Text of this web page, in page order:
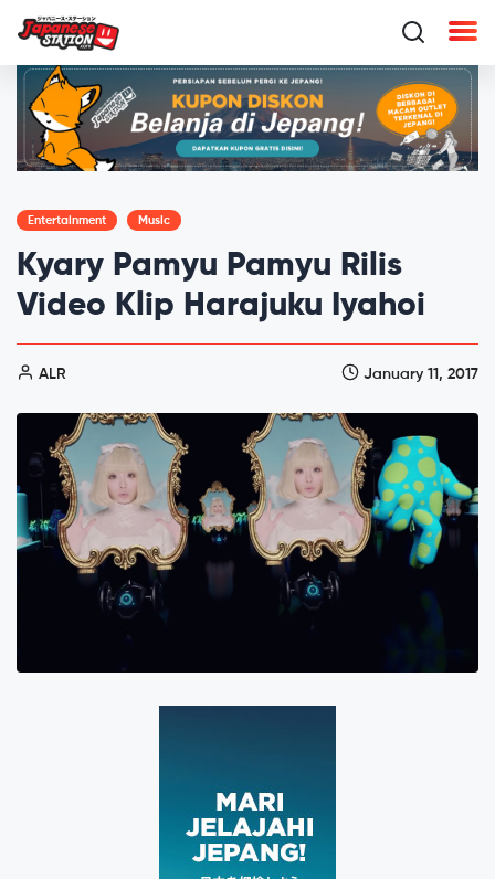
Entertainment Music
Kyary Pamyu Pamyu Rilis
Video Klip Harajuku Iyahoi
ALR January 11, 2017